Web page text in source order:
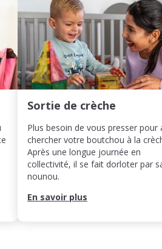
Sortie de crèche
Plus besoin de vous presser pour
chercher votre boutchou à la
Après une longue journée en
collectivité, il se fait dorloter par
nounou.
En savoir plus